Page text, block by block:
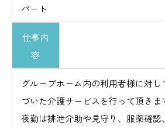
パート
仕事内
容
グループホーム内の利用者様に対
づいた介護サービスを行って頂きま
夜勤は排泄介助や見守り、服薬確認